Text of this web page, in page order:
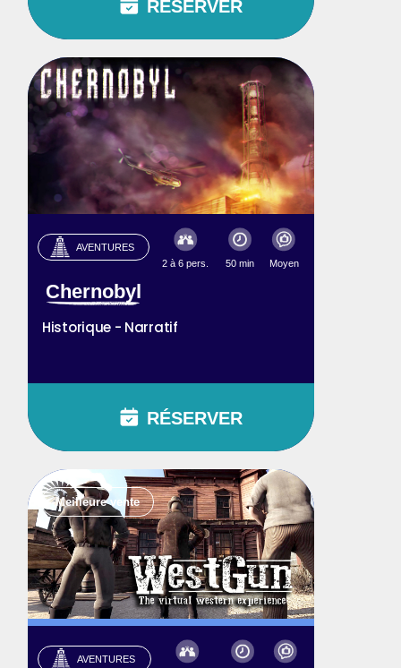
RÉSERVER
AVENTURES
2 à 6 pers.
50 min Moyen
Chernobyl
Historique - Narratif
RÉSERVER
Meilleure vente
AVENTURES